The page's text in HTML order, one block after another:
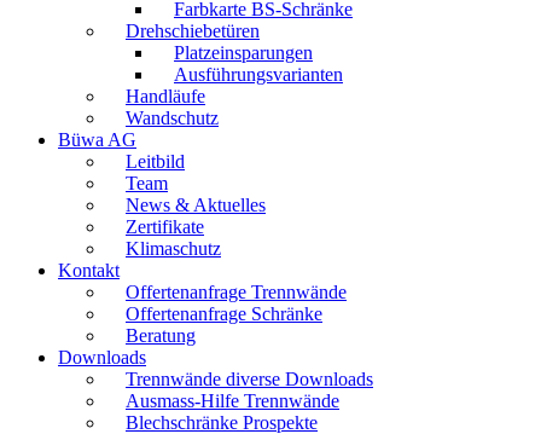
Farbkarte BS-Schränke
Drehschiebetüren
Platzeinsparungen
Ausführungsvarianten
Handläufe
Wandschutz
Büwa AG
Leitbild
Team
News & Aktuelles
Zertifikate
Klimaschutz
Kontakt
Offertenanfrage Trennwände
Offertenanfrage Schränke
Beratung
Downloads
Trennwände diverse Downloads
Ausmass-Hilfe Trennwände
Blechschränke Prospekte